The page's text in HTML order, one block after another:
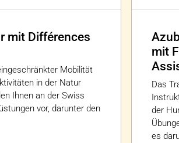
mit Différences
Mobilität
in der Natur
Ihnen an der Swiss
vor, darunter den
mit
Das
der
es